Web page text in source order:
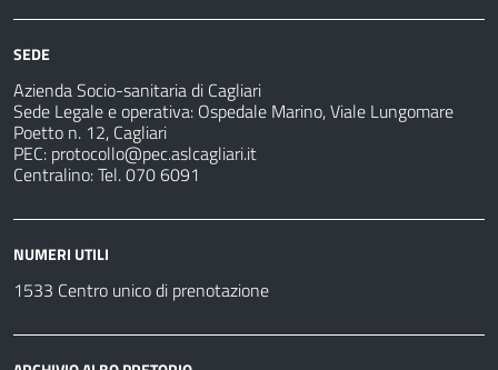
sanitarie
fare
SEDE
Azienda Socio-sanitaria di Cagliari
Sede Legale e operativa: Ospedale Marino, Viale Lungomare
Poetto n. 12, Cagliari
PEC: protocollo@pec.aslcagliari.it
Centralino: Tel. 070 6091
NUMERI UTILI
1533 Centro unico di prenotazione